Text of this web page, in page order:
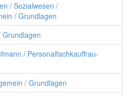
/ Sozialwesen /
/ Grundlagen
/ Personalfachkauffrau-
/ Grundlagen